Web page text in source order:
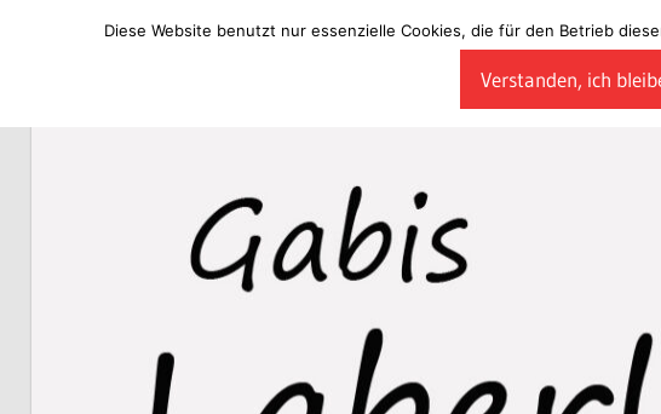
Diese Website benutzt nur essenzielle Cookies, die für den Betrieb
Verstanden, ich